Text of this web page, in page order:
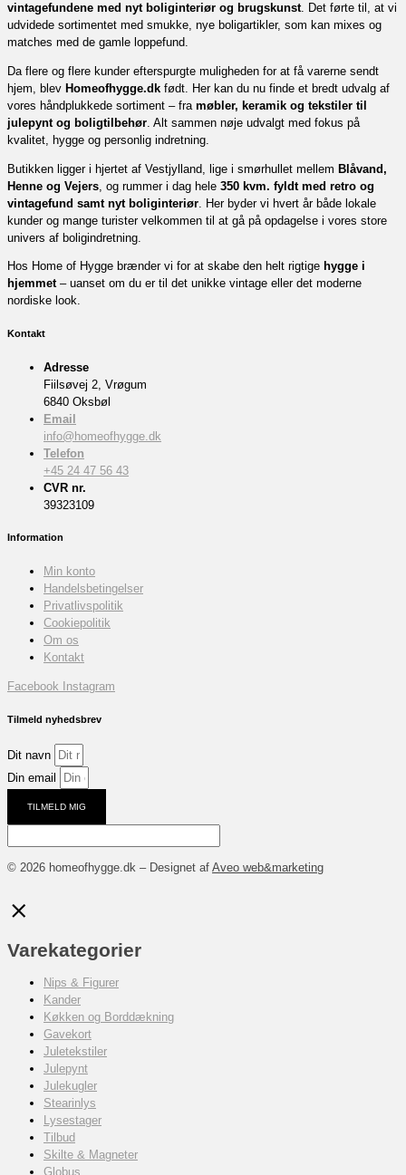
vintagefundene med nyt boliginteriør og brugskunst. Det førte til, at vi
udvidede sortimentet med smukke, nye boligartikler, som kan mixes og
matches med de gamle loppefund.
Da flere og flere kunder efterspurgte muligheden for at få varerne sendt
hjem, blev Homeofhygge.dk født. Her kan du nu finde et bredt udvalg af
vores håndplukkede sortiment – fra møbler, keramik og tekstiler til
julepynt og boligtilbehør . Alt sammen nøje udvalgt med fokus på
kvalitet, hygge og personlig indretning.
Butikken ligger i hjertet af Vestjylland, lige i smørhullet mellem Blåvand,
Henne og Vejers , og rummer i dag hele 350 kvm. fyldt med retro og
vintagefund samt nyt boliginteriør . Her byder vi hvert år både lokale
kunder og mange turister velkommen til at gå på opdagelse i vores store
univers af boligindretning.
Hos Home of Hygge brænder vi for at skabe den helt rigtige hygge i
hjemmet– uanset om du er til det unikke vintage eller det moderne
nordiske look.
Kontakt
Adresse
Fiilsøvej 2, Vrøgum
6840 Oksbøl
Email
info@homeofhygge.dk
Telefon
+45 24 47 56 43
CVR nr.
39323109
Information
Min konto
Handelsbetingelser
Privatlivspolitik
Cookiepolitik
Om os
Kontakt
Facebook Instagram
Tilmeld nyhedsbrev
Dit navn
Din email
TILMELD MIG
© 2026 homeofhygge.dk – Designet af Aveo web&marketing
Varekategorier
Nips & Figurer
Kander
Køkken og Borddækning
Gavekort
Juletekstiler
Julepynt
Julekugler
Stearinlys
Lysestager
Tilbud
Skilte & Magneter
Globus